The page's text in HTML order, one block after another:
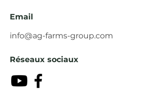
Email
info@ag-farms-group.com
Réseaux sociaux